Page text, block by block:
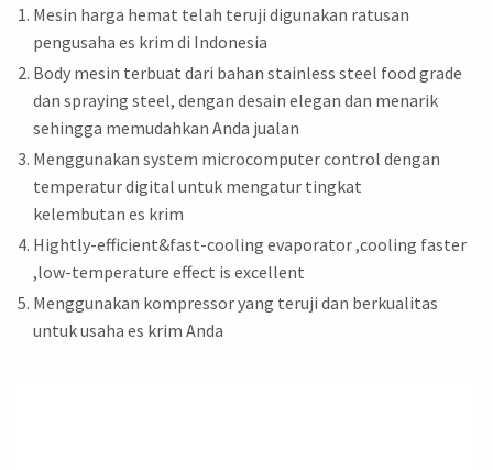
Mesin harga hemat telah teruji digunakan ratusan
pengusaha es krim di Indonesia
Body mesin terbuat dari bahan stainless steel food grade
dan spraying steel, dengan desain elegan dan menarik
sehingga memudahkan Anda jualan
Menggunakan system microcomputer control dengan
temperatur digital untuk mengatur tingkat
kelembutan es krim
Hightly-efficient&fast-cooling evaporator ,cooling faster
,low-temperature effect is excellent
Menggunakan kompressor yang teruji dan berkualitas
untuk usaha es krim Anda